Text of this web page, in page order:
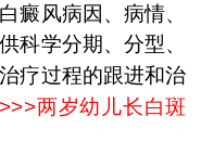
癜风病因、病情、
科学分期、分型、
疗过程的跟进和治
两岁幼儿长白斑